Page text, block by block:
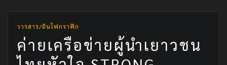
วารสาร/อินโฟกราฟิก
ค่ายเครือข่ายผู้นำเยาวชน